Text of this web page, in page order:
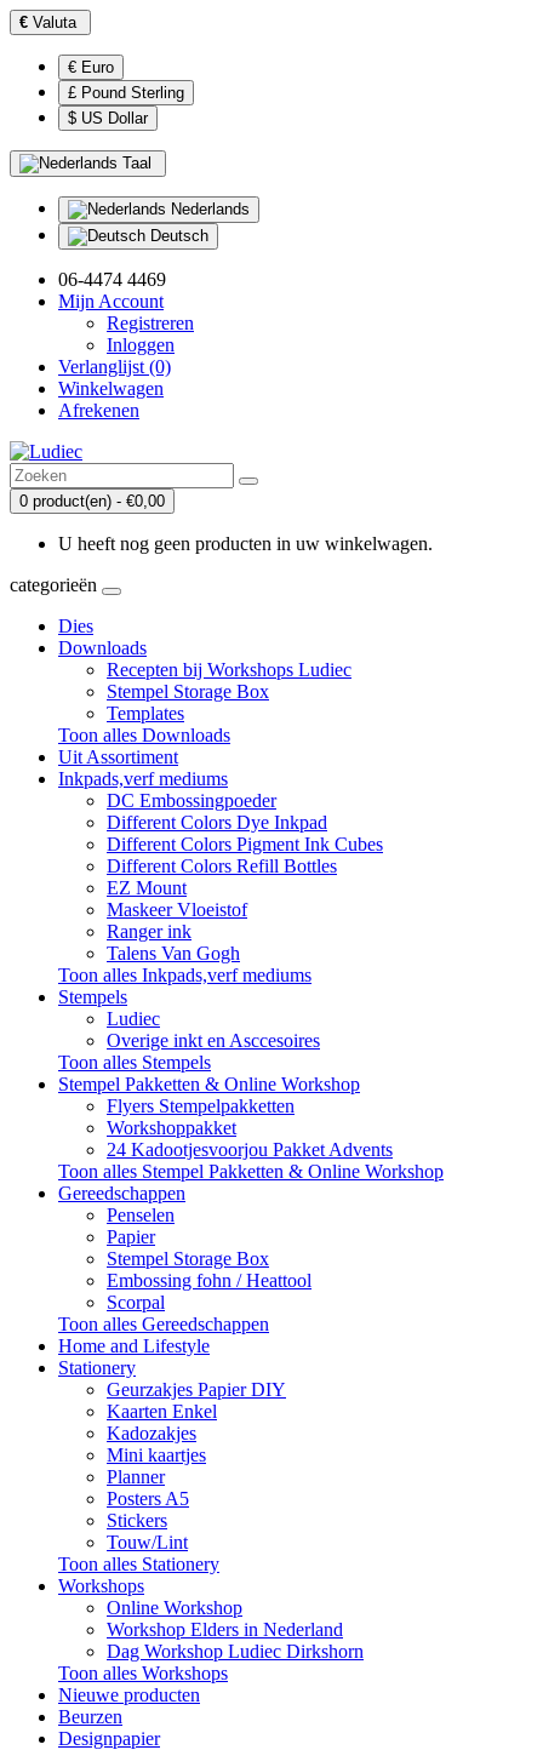
€ Valuta
€ Euro
£ Pound Sterling
$ US Dollar
Taal
Nederlands
Deutsch
06-4474 4469
Mijn Account
Registreren
Inloggen
Verlanglijst (0)
Winkelwagen
Afrekenen
0 product(en) - €0,00
U heeft nog geen producten in uw winkelwagen.
categorieën
Dies
Downloads
Recepten bij Workshops Ludiec
Stempel Storage Box
Templates
Toon alles Downloads
Uit Assortiment
Inkpads,verf mediums
DC Embossingpoeder
Different Colors Dye Inkpad
Different Colors Pigment Ink Cubes
Different Colors Refill Bottles
EZ Mount
Maskeer Vloeistof
Ranger ink
Talens Van Gogh
Toon alles Inkpads,verf mediums
Stempels
Ludiec
Overige inkt en Asccesoires
Toon alles Stempels
Stempel Pakketten & Online Workshop
Flyers Stempelpakketten
Workshoppakket
24 Kadootjesvoorjou Pakket Advents
Toon alles Stempel Pakketten & Online Workshop
Gereedschappen
Penselen
Papier
Stempel Storage Box
Embossing fohn / Heattool
Scorpal
Toon alles Gereedschappen
Home and Lifestyle
Stationery
Geurzakjes Papier DIY
Kaarten Enkel
Kadozakjes
Mini kaartjes
Planner
Posters A5
Stickers
Touw/Lint
Toon alles Stationery
Workshops
Online Workshop
Workshop Elders in Nederland
Dag Workshop Ludiec Dirkshorn
Toon alles Workshops
Nieuwe producten
Beurzen
Designpapier